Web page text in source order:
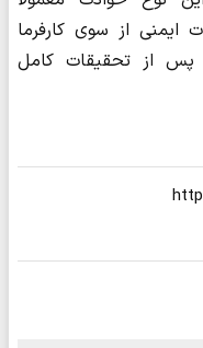
ایمنی از سوی کارفرما
پس از تحقیقات کامل